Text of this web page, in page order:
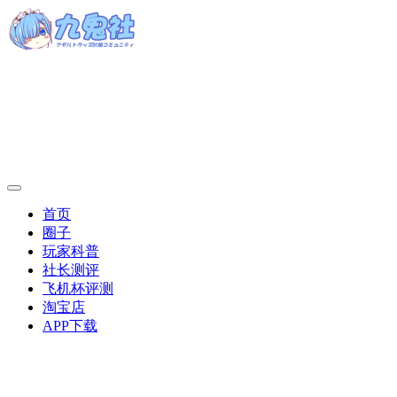
首页
圈子
玩家科普
社长测评
飞机杯评测
淘宝店
APP下载